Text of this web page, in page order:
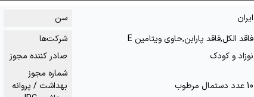
ایران سن
فاقد الکل,فاقد پارابن,حاوی ویتامین E شرکت‌ها
نوزاد و کودک صادر کننده مجوز
10 عدد دستمال مرطوب
شماره مجوز
بهداشت / پروانه